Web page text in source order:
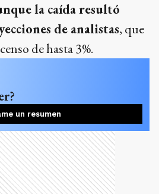
la caída resultó
de analistas, que
de hasta 3%.
un resumen